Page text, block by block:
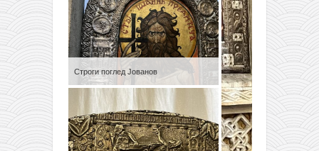
Строги поглед Јованов